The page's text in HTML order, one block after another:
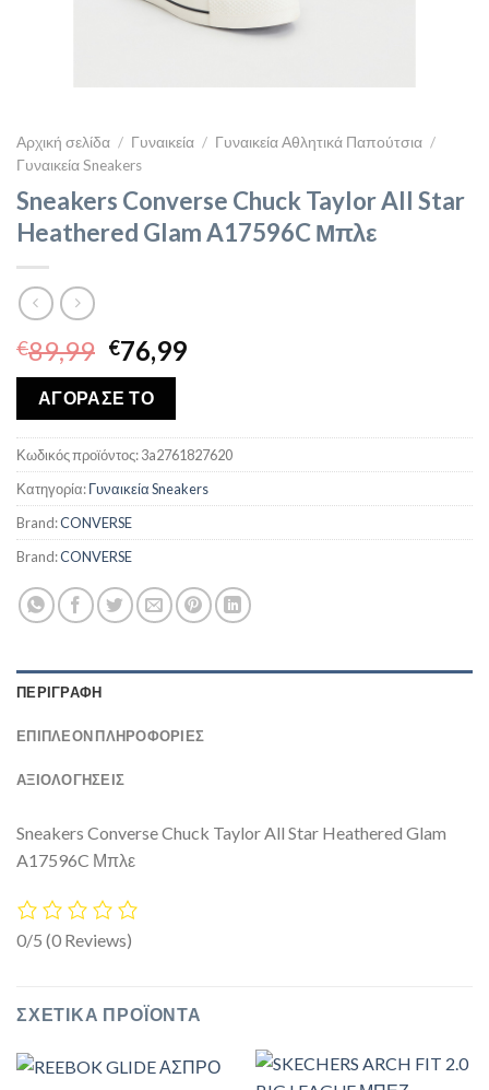
Αρχική σελίδα / Γυναικεία / Γυναικεία Αθλητικά Παπούτσια /
Γυναικεία Sneakers
Sneakers Converse Chuck Taylor All Star
Heathered Glam A17596C Μπλε
€89,99 Original
price
was:
€89,99.
€76,99Η
€76,99.
ΑΓΟΡΑΣΕ ΤΟ
Κωδικός προϊόντος:3a2761827620
Κατηγορία:Γυναικεία Sneakers
Brand:CONVERSE
Brand:CONVERSE
ΠΕΡΙΓΡΑΦΉ
ΕΠΙΠΛΈΟΝ ΠΛΗΡΟΦΟΡΊΕΣ
ΑΞΙΟΛΟΓΗΣΕΙΣ
Sneakers Converse Chuck Taylor All Star Heathered Glam
A17596C Μπλε
0/5 (0 Reviews)
ΣΧΕΤΙΚΆ ΠΡΟΪΌΝΤΑ